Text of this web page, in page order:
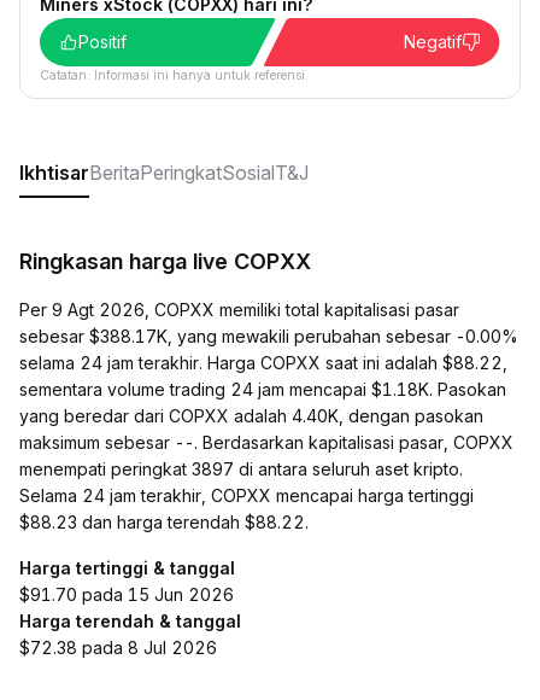
Miners xStock (COPXX) hari ini?
Positif
Negatif
Catatan: Informasi ini hanya untuk referensi.
IkhtisarBeritaPeringkatSosialT&J
Ringkasan harga live COPXX
Per 9 Agt 2026, COPXX memiliki total kapitalisasi pasar
sebesar $388.17K, yang mewakili perubahan sebesar -0.00%
selama 24 jam terakhir. Harga COPXX saat ini adalah $88.22,
sementara volume trading 24 jam mencapai $1.18K. Pasokan
yang beredar dari COPXX adalah 4.40K, dengan pasokan
maksimum sebesar --. Berdasarkan kapitalisasi pasar, COPXX
menempati peringkat 3897 di antara seluruh aset kripto.
Selama 24 jam terakhir, COPXX mencapai harga tertinggi
$88.23 dan harga terendah $88.22.
Harga tertinggi & tanggal
$91.70 pada 15 Jun 2026
Harga terendah & tanggal
$72.38 pada 8 Jul 2026